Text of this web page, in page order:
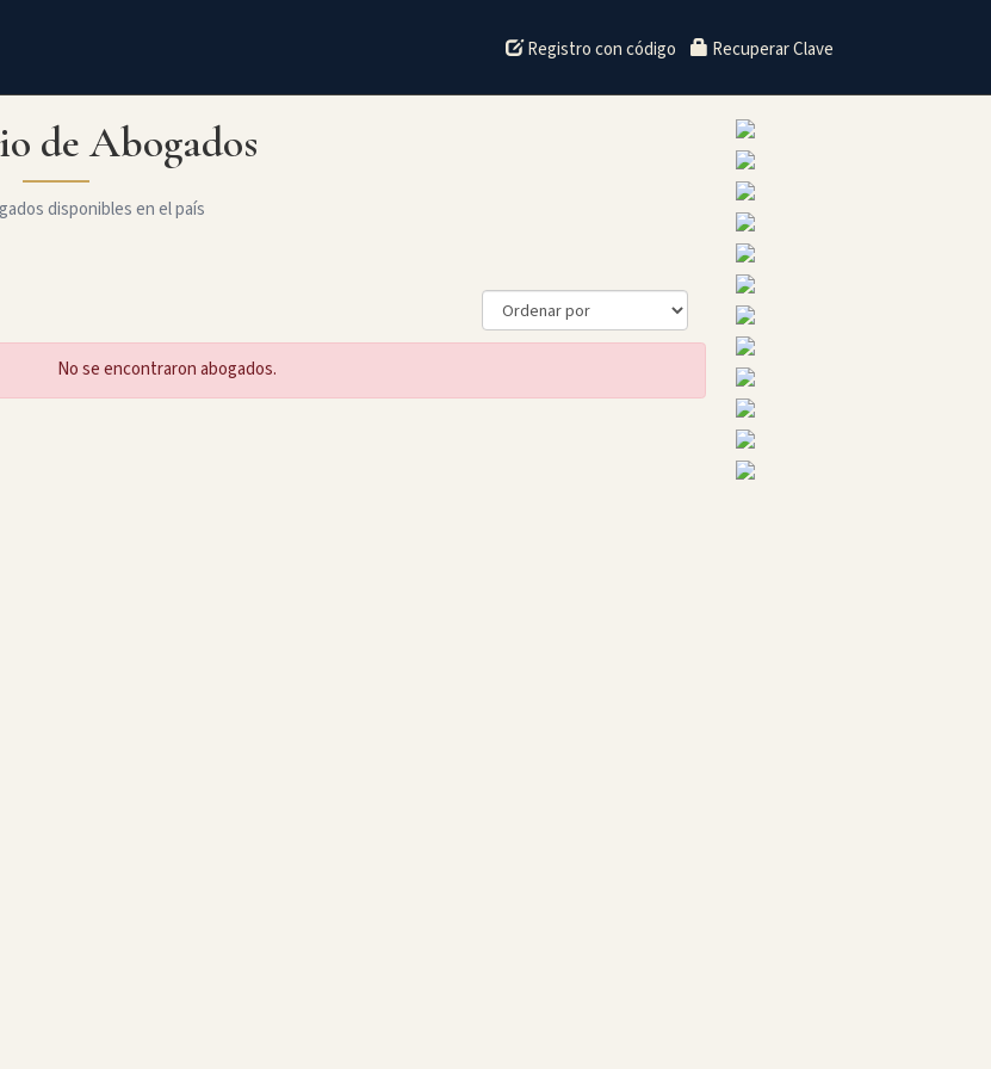
Registro con código Recuperar Clave
de Abogados
disponibles en el país
No se encontraron abogados.